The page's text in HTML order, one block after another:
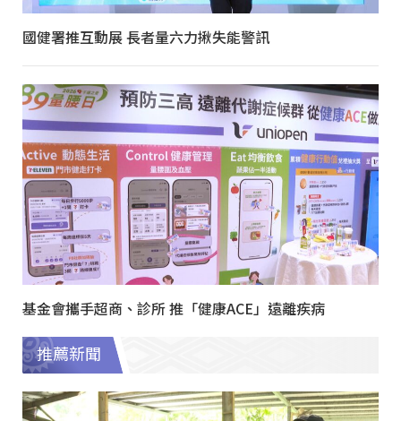
國健署推互動展 長者量六力揪失能警訊
基金會攜手超商、診所 推「健康ACE」遠離疾病
推薦新聞